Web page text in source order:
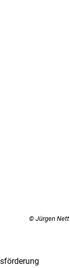
© Jürgen Nett